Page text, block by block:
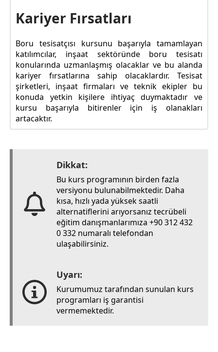
Kariyer Fırsatları
Boru tesisatçısı kursunu başarıyla tamamlayan
katılımcılar, inşaat sektöründe boru tesisatı
konularında uzmanlaşmış olacaklar ve bu alanda
kariyer fırsatlarına sahip olacaklardır. Tesisat
şirketleri, inşaat firmaları ve teknik ekipler bu
konuda yetkin kişilere ihtiyaç duymaktadır ve
kursu başarıyla bitirenler için iş olanakları
artacaktır.
Dikkat:
Bu kurs programının birden fazla
versiyonu bulunabilmektedir. Daha
kısa, hızlı yada yüksek saatli
alternatiflerini arıyorsanız tecrübeli
eğitim danışmanlarımıza +90 312 432
0 332 numaralı telefondan
ulaşabilirsiniz.
Uyarı:
Kurumumuz tarafından sunulan kurs
programları iş garantisi
vermemektedir.